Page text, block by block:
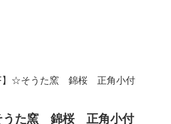
】☆そうた窯 錦桜 正角小付
うた窯 錦桜 正角小付